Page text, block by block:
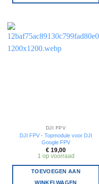
DJI FPV
DJI FPV - Topmodule voor DJI
Google FPV
€ 19,00
1 op voorraad
TOEVOEGEN AAN
WINKELWAGEN